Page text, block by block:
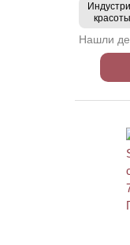
красоты
Нашли